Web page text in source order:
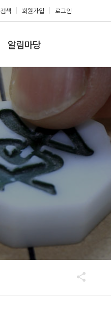
검색 회원가입 로그인
알림마당
보도자료
포토갤러리
제휴/후원문의